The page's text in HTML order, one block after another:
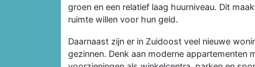
groen en een relatief laag huurniveau. Dit
ruimte willen voor hun geld.
Daarnaast zijn er in Zuidoost veel nieuwe
gezinnen. Denk aan moderne appartementen